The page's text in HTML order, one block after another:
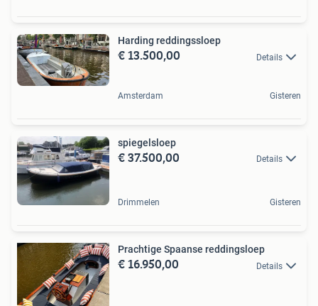
Harding reddingssloep
€ 13.500,00 Details
Amsterdam Gisteren
spiegelsloep
€ 37.500,00 Details
Drimmelen Gisteren
Prachtige Spaanse reddingsloep
€ 16.950,00 Details